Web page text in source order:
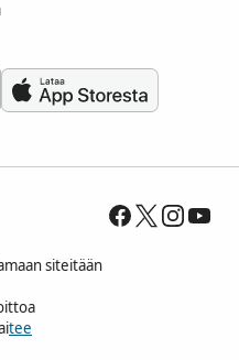
siteitään
tee